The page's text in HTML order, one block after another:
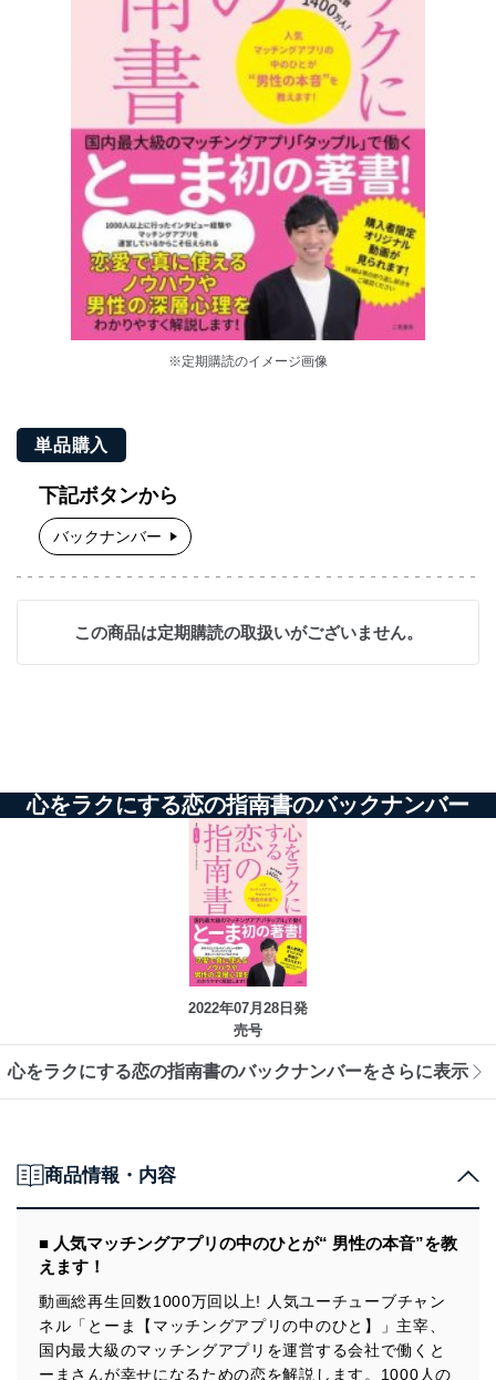
※定期購読のイメージ画像
単品購入
下記ボタンから
バックナンバー
この商品は定期購読の取扱いがございません。
心をラクにする恋の指南書のバックナンバー
2022年07月28日発
売号
心をラクにする恋の指南書のバックナンバーをさらに表示
商品情報・内容
■ 人気マッチングアプリの中のひとが“ 男性の本音”を教
えます！
動画総再生回数1000万回以上! 人気ユーチューブチャン
ネル「とーま【マッチングアプリの中のひと】」主宰、
国内最大級のマッチングアプリを運営する会社で働くと
ーまさんが幸せになるための恋を解説します。1000人の